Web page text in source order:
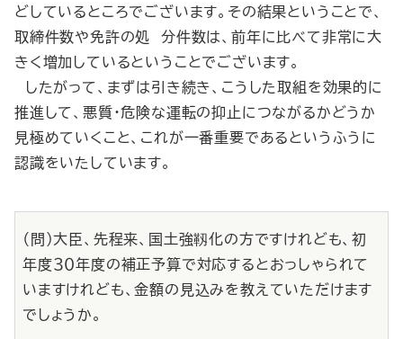
どしているところでございます。その結果ということで、
取締件数や免許の処 分件数は、前年に比べて非常に大
きく増加しているということでございます。
したがって、まずは引き続き、こうした取組を効果的に
推進して、悪質・危険な運転の抑止につながるかどうか
見極めていくこと、これが一番重要であるというふうに
認識をいたしています。
（問）大臣、先程来、国土強靱化の方ですけれども、初
年度３０年度の補正予算で対応するとおっしゃられて
いますけれども、金額の見込みを教えていただけます
でしょうか。